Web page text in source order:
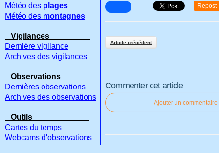
Repost
Article précédent
Commenter cet article
Ajouter un commentaire
Météo des plages
Météo des montagnes
Vigilances
Dernière vigilance
Archives des vigilances
Observations
Dernières observations
Archives des observations
Outils
Cartes du temps
Webcams d'observations